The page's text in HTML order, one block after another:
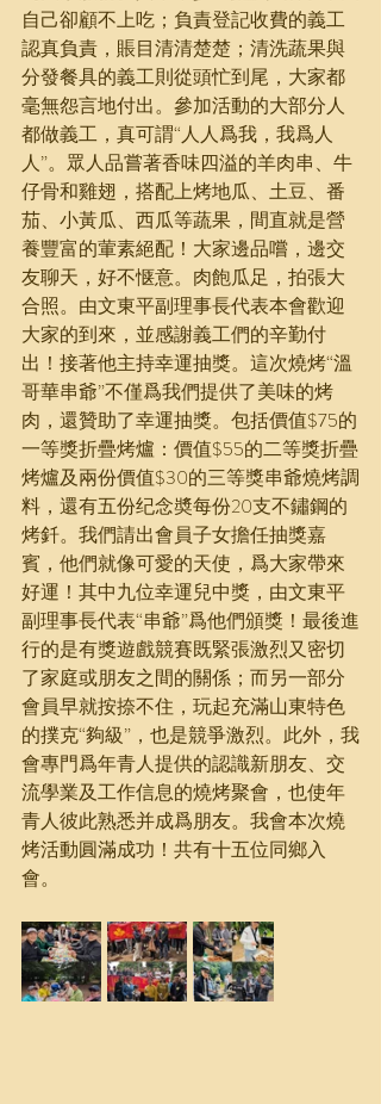
自己卻顧不上吃；負責登記收費的義工
認真負責，賬目清清楚楚；清洗蔬果與
分發餐具的義工則從頭忙到尾，大家都
毫無怨言地付出。參加活動的大部分人
都做義工，真可謂“人人爲我，我爲人
人”。眾人品嘗著香味四溢的羊肉串、牛
仔骨和雞翅，搭配上烤地瓜、土豆、番
茄、小黃瓜、西瓜等蔬果，間直就是營
養豐富的葷素絕配！大家邊品嚐，邊交
友聊天，好不惬意。肉飽瓜足，拍張大
合照。由文東平副理事長代表本會歡迎
大家的到來，並感謝義工們的辛勤付
出！接著他主持幸運抽獎。這次燒烤“溫
哥華串爺”不僅爲我們提供了美味的烤
肉，還贊助了幸運抽獎。包括價值$75的
一等獎折疊烤爐：價值$55的二等獎折疊
烤爐及兩份價值$30的三等獎串爺燒烤調
料，還有五份纪念奬每份20支不鏽鋼的
烤釺。我們請出會員子女擔任抽獎嘉
賓，他們就像可愛的天使，爲大家帶來
好運！其中九位幸運兒中獎，由文東平
副理事長代表“串爺”爲他們頒獎！最後進
行的是有獎遊戲競賽既緊張激烈又密切
了家庭或朋友之間的關係；而另一部分
會員早就按捺不住，玩起充滿山東特色
的撲克“夠級”，也是競爭激烈。此外，我
會專門爲年青人提供的認識新朋友、交
流學業及工作信息的燒烤聚會，也使年
青人彼此熟悉并成爲朋友。我會本次燒
烤活動圓滿成功！共有十五位同鄉入
會。